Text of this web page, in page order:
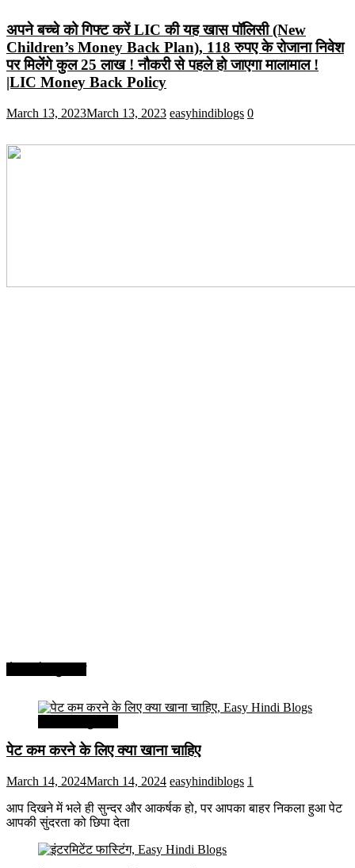
अपने बच्चे को गिफ्ट करें LIC की यह खास पॉलिसी (New
Children’s Money Back Plan), 118 रुपए के रोजाना निवेश
पर मिलेंगे कुल 25 लाख ! नौकरी से पहले हो जाएगा मालामाल !
|LIC Money Back Policy
March 13, 2023March 13, 2023 easyhindiblogs 0
पेट कम करने के लिए क्या खाना चाहिए
March 14, 2024March 14, 2024 easyhindiblogs 1
आप दिखने में भले ही सुन्दर और आकर्षक हो, पर आपका बाहर निकला हुआ पेट
आपकी सुंदरता को छिपा देता